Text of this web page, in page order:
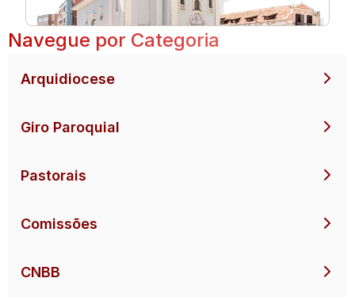
Navegue por Categoria
Arquidiocese
Giro Paroquial
Pastorais
Comissões
CNBB